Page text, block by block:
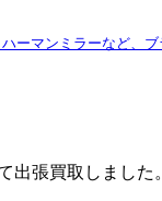
ーマンミラーなど、
出張買取しました。